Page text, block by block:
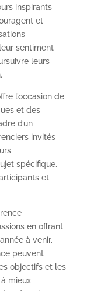
inspirants
et
sentiment
leurs
l’occasion de
et des
d’un
invités
spécifique.
et
en offrant
à venir.
peuvent
objectifs et les
mieux